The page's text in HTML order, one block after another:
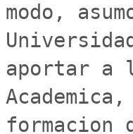
modo,
aportar a
formacion